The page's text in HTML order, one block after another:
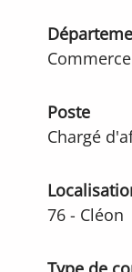
Poste
Chargé
76 - Cléon